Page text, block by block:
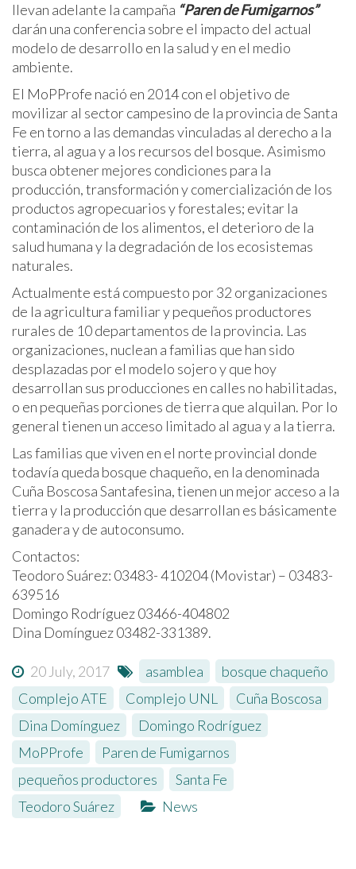
llevan adelante la campaña “Paren deFumigarnos”
darán una conferencia sobre el impacto del actual
modelo de desarrollo en la salud y en el medio
ambiente.
El MoPProfe nació en 2014 con el objetivo de
movilizar al sector campesino de la provincia de Santa
Fe en torno a las demandas vinculadas al derecho a la
tierra, al agua y a los recursos del bosque. Asimismo
busca obtener mejores condiciones para la
producción, transformación y comercialización de los
productos agropecuarios y forestales; evitar la
contaminación de los alimentos, el deterioro de la
salud humana y la degradación de los ecosistemas
naturales.
Actualmente está compuesto por 32 organizaciones
de la agricultura familiar y pequeños productores
rurales de 10 departamentos de la provincia. Las
organizaciones, nuclean a familias que han sido
desplazadas por el modelo sojero y que hoy
desarrollan sus producciones en calles no habilitadas,
o en pequeñas porciones de tierra que alquilan. Por lo
general tienen un acceso limitado al agua y a la tierra.
Las familias que viven en el norte provincial donde
todavía queda bosque chaqueño, en la denominada
Cuña Boscosa Santafesina, tienen un mejor acceso a la
tierra y la producción que desarrollan es básicamente
ganadera y de autoconsumo.
Contactos:
Teodoro Suárez: 03483- 410204 (Movistar) – 03483-
639516
Domingo Rodríguez 03466-404802
Dina Domínguez 03482-331389.
20 July, 2017 asamblea bosque chaqueño
Complejo ATE
Complejo UNL Cuña Boscosa
Dina Domínguez
Domingo Rodríguez
MoPProfe
Paren de Fumigarnos
pequeños productores
Santa Fe
Teodoro Suárez
News